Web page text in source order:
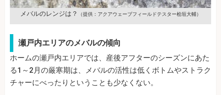
メバルのレンジは？ （提供：アクアウェーブフィールドテスター桧垣大輔）
瀬戸内エリアのメバルの傾向
ホームの瀬戸内エリアでは、産後アフターのシーズンにあた
る1～2月の厳寒期は、メバルの活性は低くボトムやストラク
チャーにべったりということも少なくない。